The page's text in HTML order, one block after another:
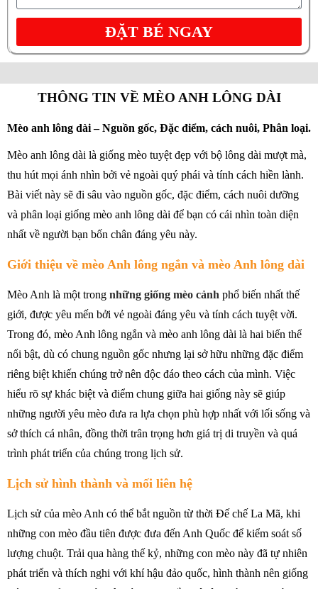
ĐẶT BÉ NGAY
THÔNG TIN VỀ MÈO ANH LÔNG DÀI
Mèo anh lông dài – Nguồn gốc, Đặc điểm, cách nuôi, Phân loại.
Mèo anh lông dài là giống mèo tuyệt đẹp với bộ lông dài mượt mà,
thu hút mọi ánh nhìn bởi vẻ ngoài quý phái và tính cách hiền lành.
Bài viết này sẽ đi sâu vào nguồn gốc, đặc điểm, cách nuôi dưỡng
và phân loại giống mèo anh lông dài để bạn có cái nhìn toàn diện
nhất về người bạn bốn chân đáng yêu này.
Giới thiệu về mèo Anh lông ngắn và mèo Anh lông dài
Mèo Anh là một trong những giống mèo cảnh phổ biến nhất thế
giới, được yêu mến bởi vẻ ngoài đáng yêu và tính cách tuyệt vời.
Trong đó, mèo Anh lông ngắn và mèo anh lông dài là hai biến thể
nổi bật, dù có chung nguồn gốc nhưng lại sở hữu những đặc điểm
riêng biệt khiến chúng trở nên độc đáo theo cách của mình. Việc
hiểu rõ sự khác biệt và điểm chung giữa hai giống này sẽ giúp
những người yêu mèo đưa ra lựa chọn phù hợp nhất với lối sống và
sở thích cá nhân, đồng thời trân trọng hơn giá trị di truyền và quá
trình phát triển của chúng trong lịch sử.
Lịch sử hình thành và mối liên hệ
Lịch sử của mèo Anh có thể bắt nguồn từ thời Đế chế La Mã, khi
những con mèo đầu tiên được đưa đến Anh Quốc để kiểm soát số
lượng chuột. Trải qua hàng thế kỷ, những con mèo này đã tự nhiên
phát triển và thích nghi với khí hậu đảo quốc, hình thành nên giống